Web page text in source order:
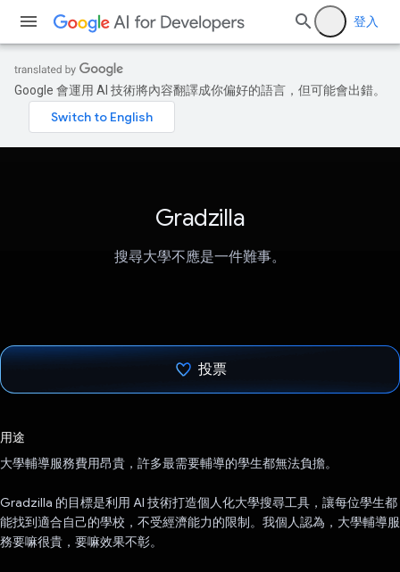
登入
Google 會運用 AI 技術將內容翻譯成你偏好的語言，但可能會出錯。
Gradzilla
搜尋大學不應是一件難事。
投票
用途
大學輔導服務費用昂貴，許多最需要輔導的學生都無法負擔。
Gradzilla 的目標是利用 AI 技術打造個人化大學搜尋工具，讓每位學生都
能找到適合自己的學校，不受經濟能力的限制。我個人認為，大學輔導服
務要嘛很貴，要嘛效果不彰。